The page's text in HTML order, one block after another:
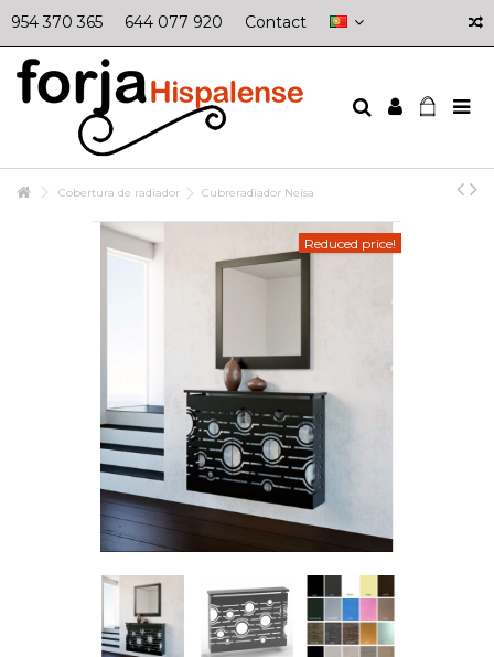
954 370 365 644 077 920 Contact
Cobertura de radiador Cubreradiador Neisa
Reduced price!